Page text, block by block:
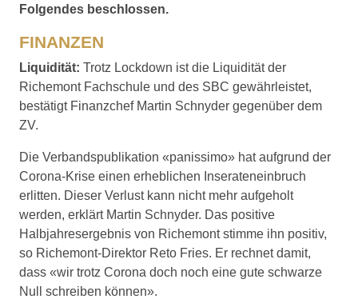
Folgendes beschlossen.
FINANZEN
Liquidität: Trotz Lockdown ist die Liquidität der
Richemont Fachschule und des SBC gewährleistet,
bestätigt Finanzchef Martin Schnyder gegenüber dem
ZV.
Die Verbandspublikation «panissimo» hat aufgrund der
Corona-Krise einen erheblichen Inserateneinbruch
erlitten. Dieser Verlust kann nicht mehr aufgeholt
werden, erklärt Martin Schnyder. Das positive
Halbjahresergebnis von Richemont stimme ihn positiv,
so Richemont-Direktor Reto Fries. Er rechnet damit,
dass «wir trotz Corona doch noch eine gute schwarze
Null schreiben können».